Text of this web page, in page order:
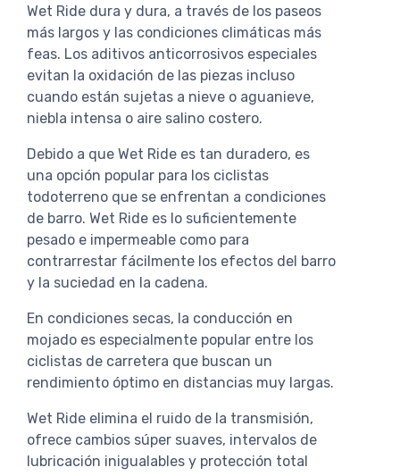
Wet Ride dura y dura, a través de los paseos
más largos y las condiciones climáticas más
feas. Los aditivos anticorrosivos especiales
evitan la oxidación de las piezas incluso
cuando están sujetas a nieve o aguanieve,
niebla intensa o aire salino costero.
Debido a que Wet Ride es tan duradero, es
una opción popular para los ciclistas
todoterreno que se enfrentan a condiciones
de barro. Wet Ride es lo suficientemente
pesado e impermeable como para
contrarrestar fácilmente los efectos del barro
y la suciedad en la cadena.
En condiciones secas, la conducción en
mojado es especialmente popular entre los
ciclistas de carretera que buscan un
rendimiento óptimo en distancias muy largas.
Wet Ride elimina el ruido de la transmisión,
ofrece cambios súper suaves, intervalos de
lubricación inigualables y protección total